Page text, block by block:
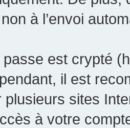
à l’envoi
est crypté
il est
plusieurs sites
à votre